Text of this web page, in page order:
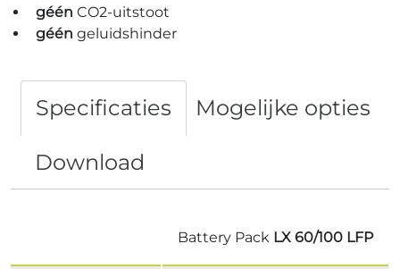
géén CO2-uitstoot
géén geluidshinder
Specificaties Mogelijke opties
Download
Battery Pack LX 60/100 LFP